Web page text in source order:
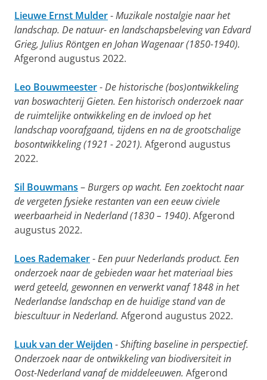
Lieuwe Ernst Mulder-Muzikale nostalgie naar het
landschap. De natuur- en landschapsbeleving van Edvard
Grieg, Julius Röntgen en Johan Wagenaar (1850-1940).
Afgerond augustus 2022.
Leo Bouwmeester-De historische (bos)ontwikkeling
van boswachterij Gieten. Een historisch onderzoek naar
de ruimtelijke ontwikkeling en de invloed op het
landschap voorafgaand, tijdens en na de grootschalige
bosontwikkeling (1921 - 2021). Afgerond augustus
2022.
Sil Bouwmans –Burgers op wacht. Een zoektocht naar
de vergeten fysieke restanten van een eeuw civiele
weerbaarheid in Nederland (1830 – 1940). Afgerond
augustus 2022.
Loes Rademaker-Een puur Nederlands product. Een
onderzoek naar de gebieden waar het materiaal bies
werd geteeld, gewonnen en verwerkt vanaf 1848 in het
Nederlandse landschap en de huidige stand van de
biescultuur in Nederland. Afgerond augustus 2022.
Luuk van der Weijden -Shifting baseline in perspectief.
Onderzoek naar de ontwikkeling van biodiversiteit in
Oost-Nederland vanaf de middeleeuwen. Afgerond